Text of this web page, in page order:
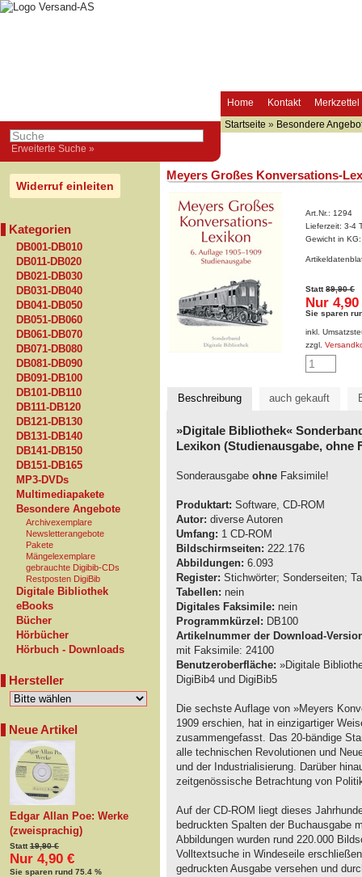
Home Kontakt Merkzettel
Erweiterte Suche »
Startseite » Besondere
Widerruf einleiten
Kategorien
DB001-DB010
DB011-DB020
DB021-DB030
DB031-DB040
DB041-DB050
DB051-DB060
DB061-DB070
DB071-DB080
DB081-DB090
DB091-DB100
DB101-DB110
DB111-DB120
DB121-DB130
DB131-DB140
DB141-DB150
DB151-DB165
MP3-DVDs
Multimediapakete
Besondere Angebote
Archivexemplare
Newsletterangebote
Pakete
Mängelexemplare
gebrauchte Digibib-CDs
Restposten DigiBib
Digitale Bibliothek
eBooks
Bücher
Hörbücher
Hörbuch - Downloads
Hersteller
Neue Artikel
Edgar Allan Poe: Werke
(zweisprachig)
Statt19,90 €
Nur 4,90 €
Sie sparen rund 75.4 %
Meyers Großes Konversations-
Art.Nr.: 1294
Lieferzeit: 3-4
Gewicht in
Statt89,90 €
Nur 4,90
Sie sparen
inkl.
zzgl.
Beschreibung auch gekauft
»Digitale Bibliothek«
Lexikon (Studienausgabe, ohne
Sonderausgabe ohne Faksimile!
Produktart: Software, CD-ROM
Autor: diverse Autoren
Umfang: 1 CD-ROM
Bildschirmseiten: 222.176
Abbildungen: 6.093
Register: Stichwörter; Sonderseiten;
Tabellen: nein
Digitales Faksimile: nein
Programmkürzel: DB100
Artikelnummer der Download-
mit Faksimile: 24100
Benutzeroberfläche: »Digitale
DigiBib4 und DigiBib5
Die sechste Auflage von »Meyers
1909 erschien, hat in einzigartiger
zusammengefasst. Das 20-bändige
alle technischen Revolutionen und
und der Industrialisierung. Darüber
zeitgenössische Betrachtung von
Auf der CD-ROM liegt dieses
bedruckten Spalten der Buchausgabe
Abbildungen wurden rund 220.000
Volltextsuche in Windeseile
gedruckten Ausgabe versehen und